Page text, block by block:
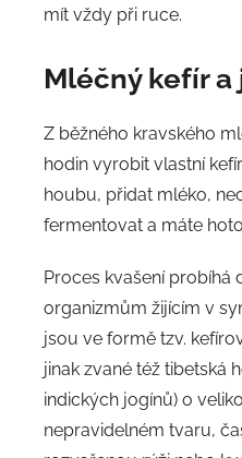
mít vždy při ruce.
Mléčný kefír a
Z běžného kravského
hodin vyrobit vlastní
houbu, přidat mléko,
fermentovat a máte
Proces kvašení probíhá
organizmům žijícím v
jsou ve formě tzv.
jinak zvané též tibetská
indických jogínů) o
nepravidelném tvaru,